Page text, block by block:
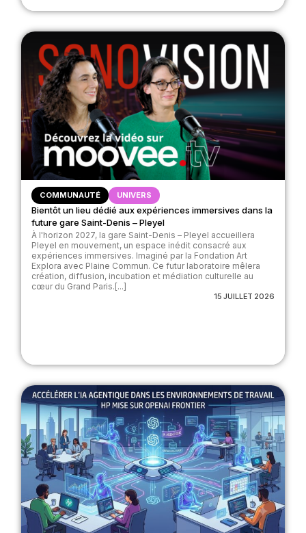
COMMUNAUTÉ UNIVERS
Bientôt un lieu dédié aux expériences immersives dans la
future gare Saint-Denis – Pleyel
À l'horizon 2027, la gare Saint-Denis – Pleyel accueillera
Pleyel en mouvement, un espace inédit consacré aux
expériences immersives. Imaginé par la Fondation Art
Explora avec Plaine Commun. Ce futur laboratoire mêlera
création, diffusion, incubation et médiation culturelle au
cœur du Grand Paris.[...]
15 JUILLET 2026